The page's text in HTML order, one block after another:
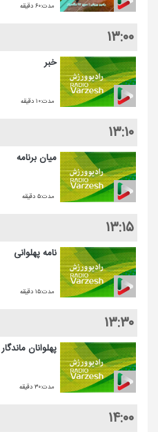
مدت:۶۰ دقیقه
۱۳:۰۰
خبر
مدت:۱۰ دقیقه
۱۳:۱۰
میان برنامه
مدت:۵ دقیقه
۱۳:۱۵
نامه پهلوانی
مدت:۱۵ دقیقه
۱۳:۳۰
پهلوانان ماندگار
مدت:۳۰ دقیقه
۱۴:۰۰